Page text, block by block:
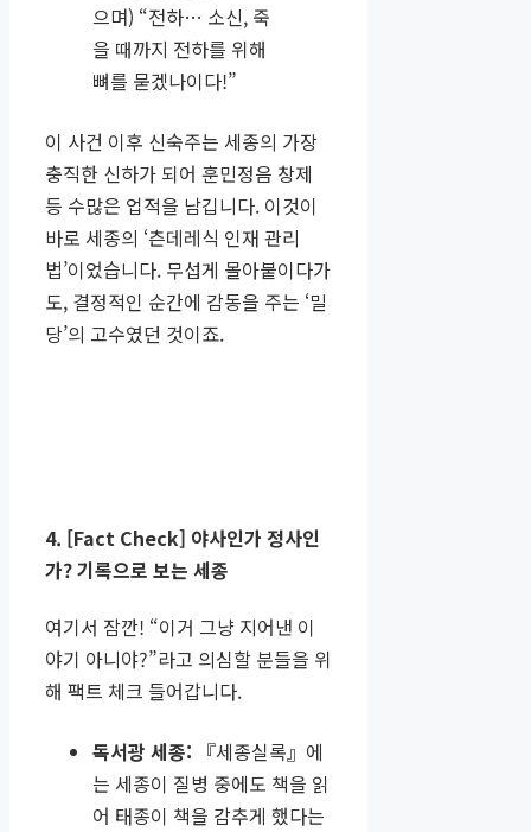
으며) “전하… 소신, 죽
을 때까지 전하를 위해
뼈를 묻겠나이다!”
이 사건 이후 신숙주는 세종의 가장
충직한 신하가 되어 훈민정음 창제
등 수많은 업적을 남깁니다. 이것이
바로 세종의 ‘츤데레식 인재 관리
법’이었습니다. 무섭게 몰아붙이다가
도, 결정적인 순간에 감동을 주는 ‘밀
당’의 고수였던 것이죠.
4. [Fact Check] 야사인가 정사인
가? 기록으로 보는 세종
여기서 잠깐! “이거 그냥 지어낸 이
야기 아니야?”라고 의심할 분들을 위
해 팩트 체크 들어갑니다.
독서광 세종: 『세종실록』에
는 세종이 질병 중에도 책을 읽
어 태종이 책을 감추게 했다는